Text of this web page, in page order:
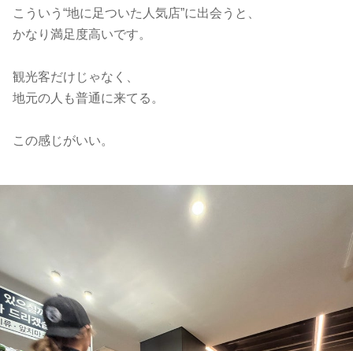
こういう“地に足ついた人気店”に出会うと、
かなり満足度高いです。
観光客だけじゃなく、
地元の人も普通に来てる。
この感じがいい。